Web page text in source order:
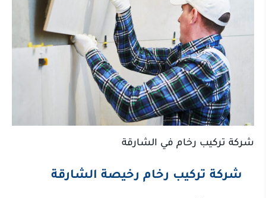
شركة تركيب رخام في الشارقة
شركة تركيب رخام رخيصة الشارقة